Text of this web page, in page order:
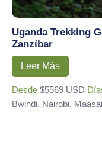
Uganda Trekking
Zanzíbar
Leer Más
Desde $5569 USD
Bwindi, Nairobi,